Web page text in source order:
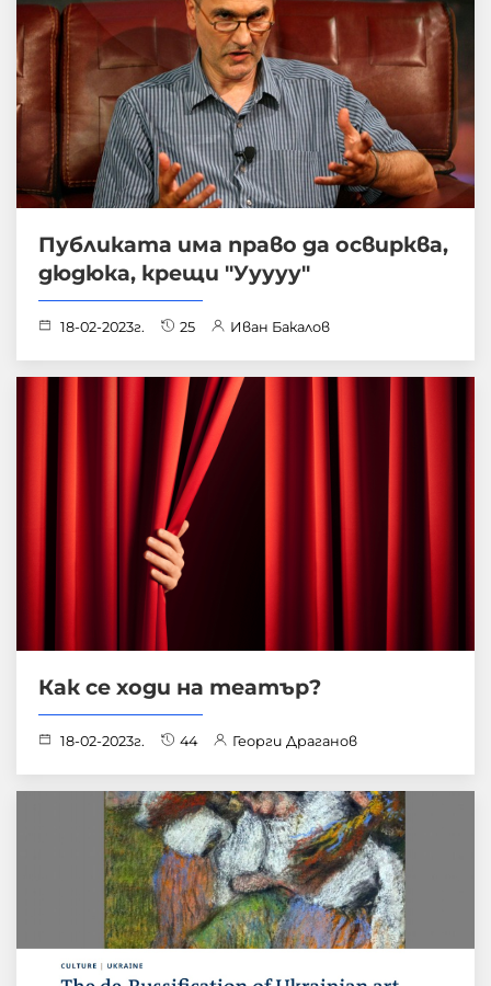
Публиката има право да освирква,
дюдюка, крещи "Ууууу"
18-02-2023г. 25 Иван Бакалов
Как се ходи на театър?
18-02-2023г. 44 Георги Драганов